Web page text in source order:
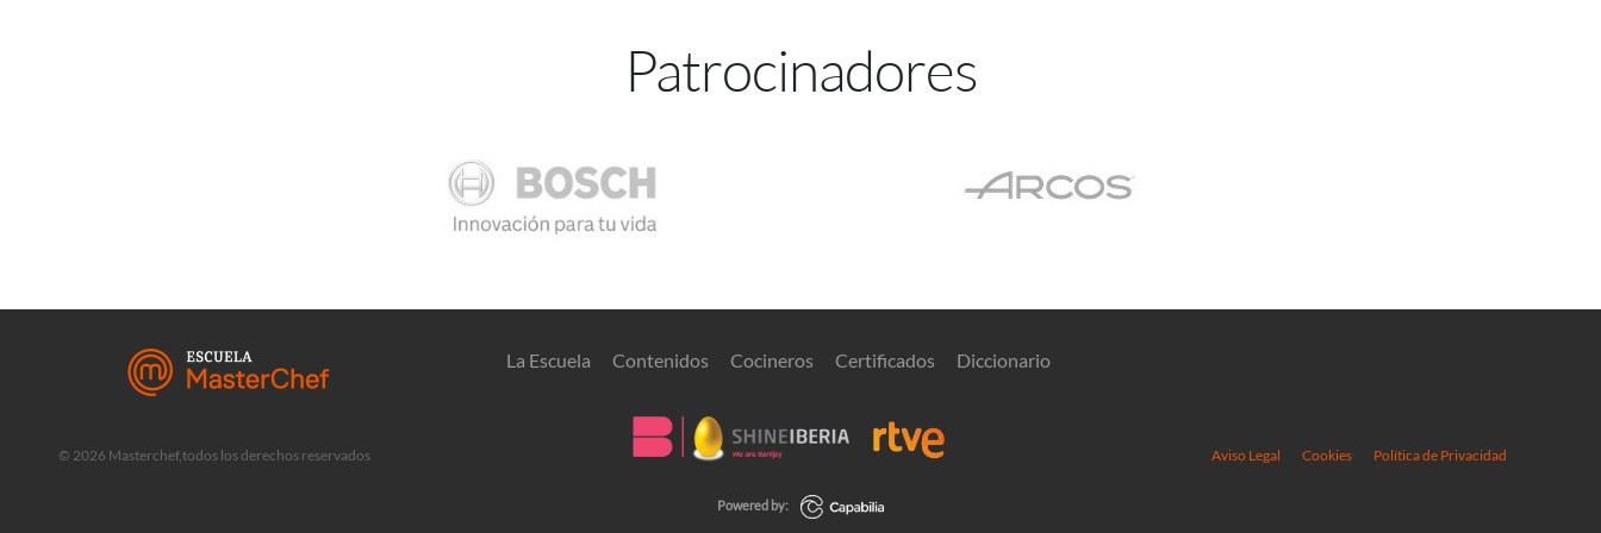
Patrocinadores
La Escuela Contenidos Cocineros Certificados Diccionario
© 2026 Masterchef,todos los derechos reservados Aviso Legal Cookies Política de Privacidad
Powered by: